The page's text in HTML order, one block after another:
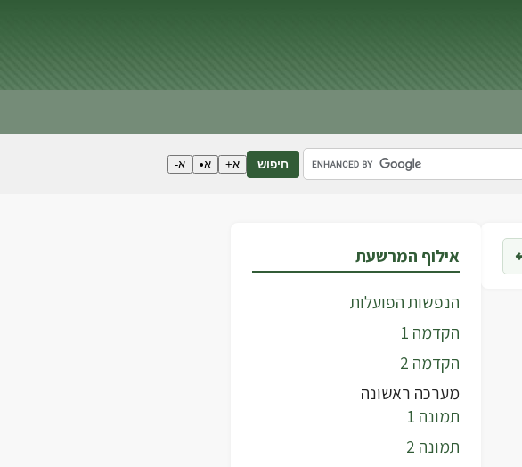
חיפוש א+ א• א-
אילוף המרשעת
הנפשות הפועלות
הקדמה 1
הקדמה 2
מערכה ראשונה
תמונה 1
תמונה 2